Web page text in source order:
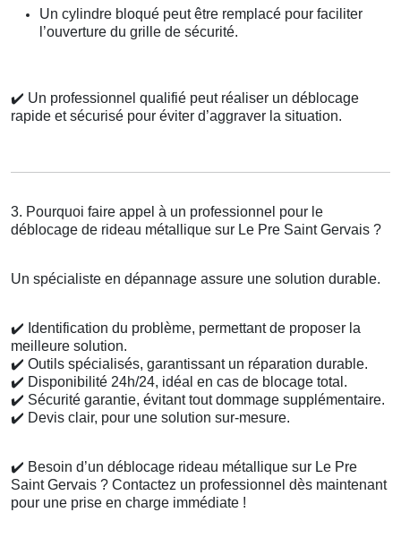
Un cylindre bloqué peut être remplacé pour faciliter
l’ouverture du grille de sécurité.
✔️ Un professionnel qualifié peut réaliser un déblocage
rapide et sécurisé pour éviter d’aggraver la situation.
3. Pourquoi faire appel à un professionnel pour le
déblocage de rideau métallique sur Le Pre Saint Gervais ?
Un spécialiste en dépannage assure une solution durable.
✔️ Identification du problème, permettant de proposer la
meilleure solution.
✔️ Outils spécialisés, garantissant un réparation durable.
✔️ Disponibilité 24h/24, idéal en cas de blocage total.
✔️ Sécurité garantie, évitant tout dommage supplémentaire.
✔️ Devis clair, pour une solution sur-mesure.
✔️ Besoin d’un déblocage rideau métallique sur Le Pre
Saint Gervais ? Contactez un professionnel dès maintenant
pour une prise en charge immédiate !